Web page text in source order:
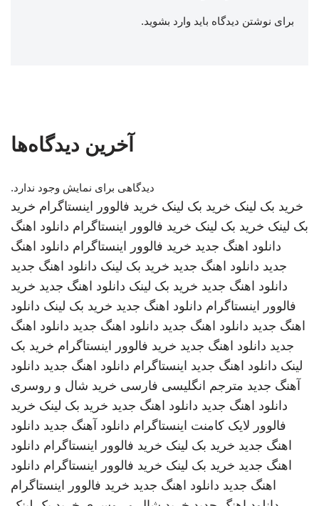
برای نوشتن دیدگاه باید وارد بشوید.
آخرین دیدگاه‌ها
دیدگاهی برای نمایش وجود ندارد.
خرید بک لینک خرید بک لینک خرید فالوور اینستاگرام خرید
بک لینک خرید بک لینک خرید فالوور اینستاگرام دانلود اهنگ
دانلود اهنگ جدید خرید فالوور اینستاگرام دانلود اهنگ
جدید دانلود اهنگ جدید خرید بک لینک دانلود اهنگ جدید
دانلود اهنگ جدید خرید بک لینک دانلود اهنگ جدید خرید
فالوور اینستاگرام دانلود اهنگ جدید خرید بک لینک دانلود
اهنگ جدید دانلود اهنگ جدید دانلود اهنگ جدید دانلود اهنگ
جدید دانلود اهنگ جدید خرید فالوور اینستاگرام خرید بک
لینک دانلود اهنگ جدید اینستاگرام دانلود اهنگ جدید دانلود
آهنگ جدید مترجم انگلیسی فارسی خرید شال و روسری
دانلود اهنگ جدید دانلود اهنگ جدید خرید بک لینک خرید
فالوور لایک کامنت اینستاگرام دانلود آهنگ جدید دانلود
اهنگ جدید خرید بک لینک خرید فالوور اینستاگرام دانلود
اهنگ جدید خرید بک لینک خرید فالوور اینستاگرام دانلود
اهنگ جدید دانلود اهنگ جدید خرید فالوور اینستاگرام